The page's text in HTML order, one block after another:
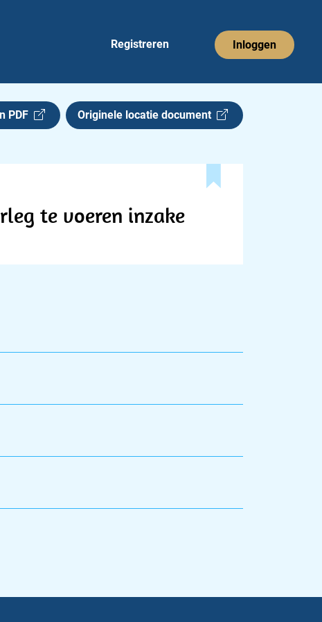
Registreren Inloggen
PDF Originele locatie document
te voeren inzake